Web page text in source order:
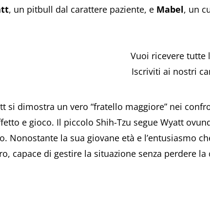
, un pitbull dal carattere paziente, e Mabel, un
Vuoi ricevere tutte
Iscriviti ai nostri
si dimostra un vero “fratello maggiore” nei
e gioco. Il piccolo Shih-Tzu segue Wyatt
Nonostante la sua giovane età e l’entusiasmo
capace di gestire la situazione senza perdere la